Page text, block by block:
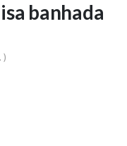
banhada
)